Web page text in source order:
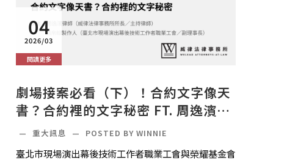
04
2026/03
閱讀更多
劇場接案必看（下）！合約文字像天
書？合約裡的文字秘密 FT. 周逸濱律
師、楊帛翰製作人
— 重大訊息 — POSTED BY WINNIE
臺北市現場演出幕後技術工作者職業工會與榮耀基金會